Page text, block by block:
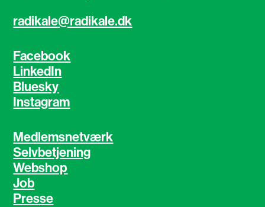
radikale@radikale.dk
Facebook
LinkedIn
Bluesky
Instagram
Medlemsnetværk
Selvbetjening
Webshop
Job
Presse